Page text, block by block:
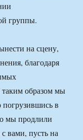
группы.
на сцену,
благодаря
образом мы
в
мы продлили
вами, пусть на